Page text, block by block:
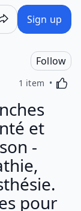
Sign up
Follow
1 item
et
-
pour